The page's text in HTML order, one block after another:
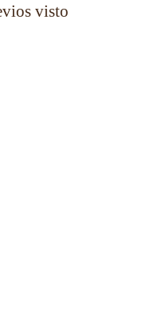
visto